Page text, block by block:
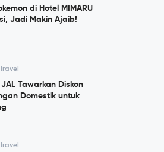
di Hotel MIMARU
Jadi Makin Ajaib!
Tawarkan Diskon
Domestik untuk